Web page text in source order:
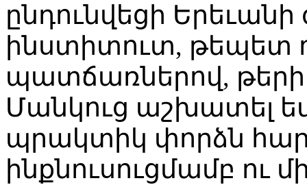
ընդունվեցի
ինստիտուտ, թեպետ
պատճառներով, թերի
Մանկուց աշխատել
պրակտիկ փորձն
ինքնուսուցմամբ